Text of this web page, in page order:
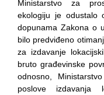
JAVNI
Ministarstvo za
ekologiju je odustalo
dopunama Zakona o
bilo predviđeno
za izdavanje
bruto građevinske
odnosno,
poslove izdavanja